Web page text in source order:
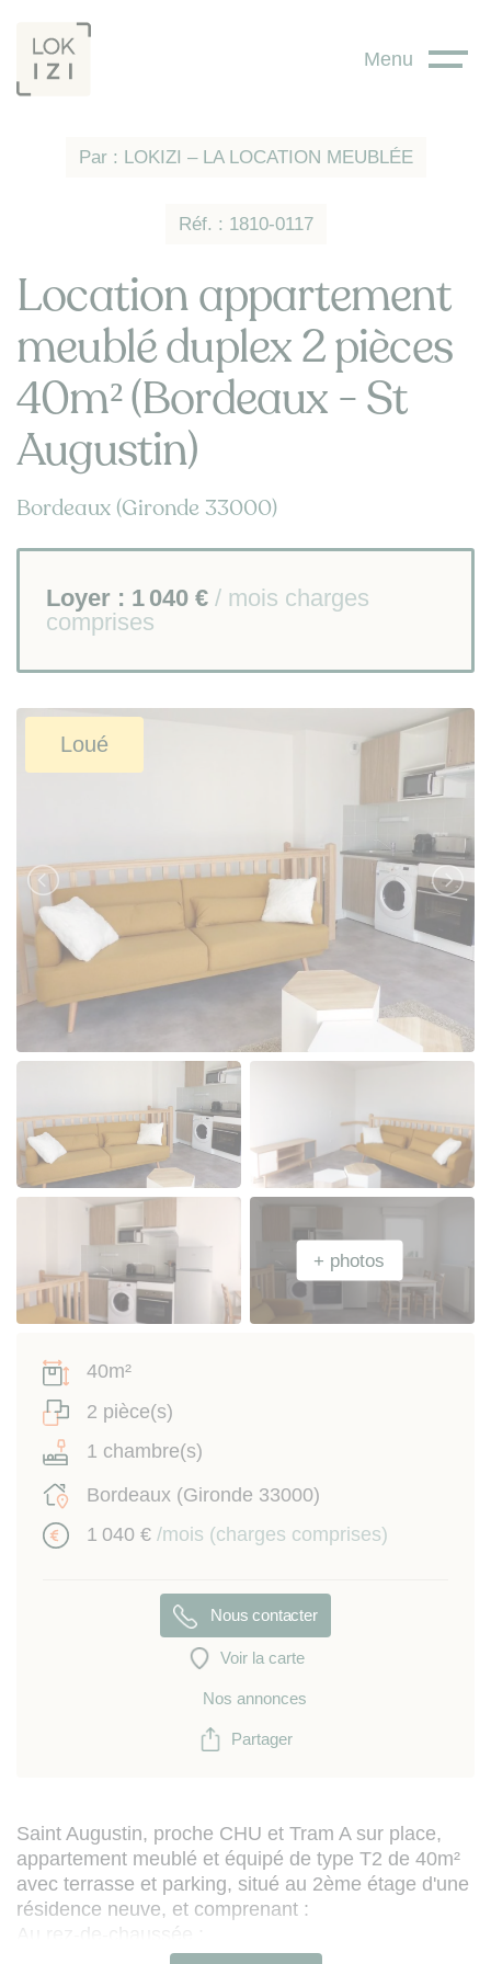
Menu
Réf. : 1810-0117
Par : LOKIZI – LA LOCATION MEUBLÉE
Location appartement
meublé duplex 2 pièces
40m² (Bordeaux - St
Augustin)
Bordeaux (Gironde 33000)
Loyer : 1 040 € / mois charges
comprises
Loué
40m²
2 pièce(s)
1 chambre(s)
Bordeaux (Gironde 33000)
1 040 € /mois (charges comprises)
Nous contacter
Voir la carte
Nos annonces
Partager
Saint Augustin, proche CHU et Tram A sur place,
appartement meublé et équipé de type T2 de 40m²
avec terrasse et parking, situé au 2ème étage d'une
résidence neuve, et comprenant :
Au rez-de-chaussée :
- entrée avec placard de rangement